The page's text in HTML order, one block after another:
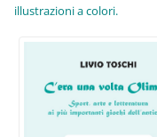
illustrazioni a colori.